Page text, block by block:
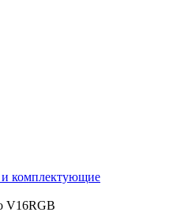
и комплектующие
V16RGB